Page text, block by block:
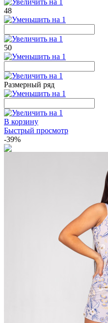
48
50
Размерный ряд
В корзину
Быстрый просмотр
-39%